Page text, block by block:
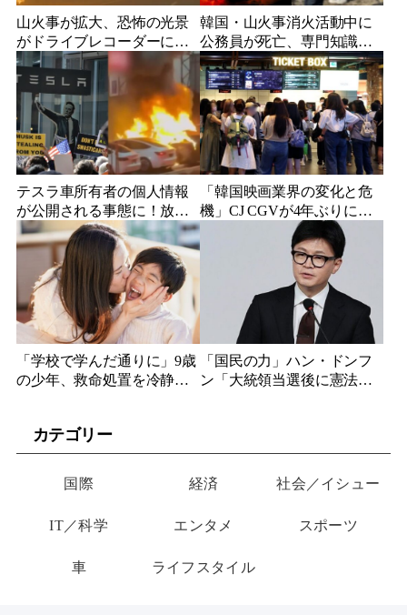
山火事が拡大、恐怖の光景
がドライブレコーダーに…
強風が引き起こした悲劇的
な災害とその影響
韓国・山火事消火活動中に
公務員が死亡、専門知識な
しで動員される現状とその
危険性に対し批判の声
テスラ車所有者の個人情報
が公開される事態に！放火
や占拠が続く中、テスラへ
の攻撃の理由とは
「韓国映画業界の変化と危
機」CJ CGVが4年ぶりに希
望退職実施、韓国内映画館
事業の厳しい現実
「学校で学んだ通りに」9歳
の少年、救命処置を冷静に
「国民の力」ハン・ドンフ
ン「大統領当選後に憲法改
カテゴリー
国際 経済 社会／イシュー
IT／科学 エンタメ スポーツ
車 ライフスタイル